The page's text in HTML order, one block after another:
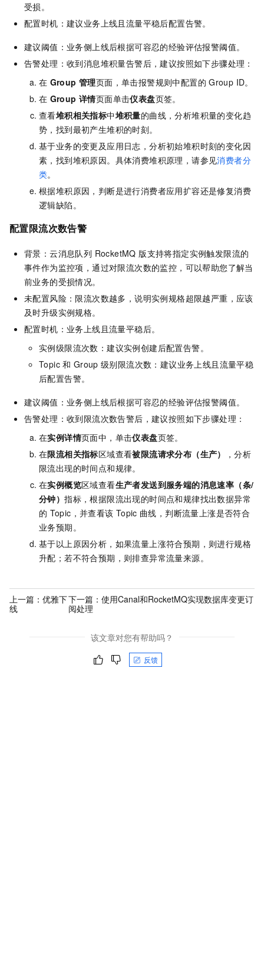
受损。
配置时机：建议业务上线且流量平稳后配置告警。
建议阈值：业务侧上线后根据可容忍的经验评估报警阈值。
告警处理：收到消息堆积量告警后，建议按照如下步骤处理：
在 Group 管理页面，单击报警规则中配置的 Group ID。
在 Group 详情页面单击仪表盘页签。
查看堆积相关指标中堆积量的曲线，分析堆积量的变化趋
势，找到最初产生堆积的时刻。
基于业务的变更及应用日志，分析初始堆积时刻的变化因
素，找到堆积原因。具体消费堆积原理，请参见消费者分
类。
根据堆积原因，判断是进行消费者应用扩容还是修复消费
逻辑缺陷。
配置限流次数告警
背景：云消息队列 RocketMQ 版支持将指定实例触发限流的
事件作为监控项，通过对限流次数的监控，可以帮助您了解当
前业务的受损情况。
未配置风险：限流次数越多，说明实例规格超限越严重，应该
及时升级实例规格。
配置时机：业务上线且流量平稳后。
实例级限流次数：建议实例创建后配置告警。
Topic 和 Group 级别限流次数：建议业务上线且流量平稳
后配置告警。
建议阈值：业务侧上线后根据可容忍的经验评估报警阈值。
告警处理：收到限流次数告警后，建议按照如下步骤处理：
在实例详情页面中，单击仪表盘页签。
在限流相关指标区域查看被限流请求分布（生产）
，分析
限流出现的时间点和规律。
在实例概览区域查看生产者发送到服务端的消息速率（条/
分钟）指标，根据限流出现的时间点和规律找出数据异常
的 Topic，并查看该 Topic 曲线，判断流量上涨是否符合
业务预期。
基于以上原因分析，如果流量上涨符合预期，则进行规格
升配；若不符合预期，则排查异常流量来源。
上一篇： 优雅下
线
下一篇： 使用Canal和RocketMQ实现数据库变更订
阅处理
该文章对您有帮助吗？
反馈